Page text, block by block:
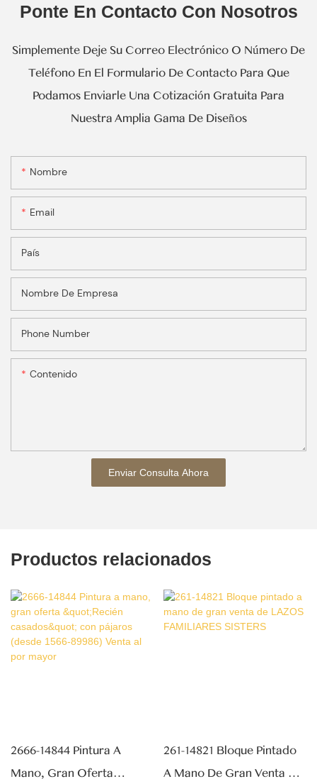
Ponte En Contacto Con Nosotros
Simplemente Deje Su Correo Electrónico O Número De
Teléfono En El Formulario De Contacto Para Que
Podamos Enviarle Una Cotización Gratuita Para
Nuestra Amplia Gama De Diseños
Nombre
Email
País
Nombre De Empresa
Phone Number
Contenido
Enviar Consulta Ahora
Productos relacionados
2666-14844 Pintura A
Mano, Gran Oferta
261-14821 Bloque Pintado
A Mano De Gran Venta De